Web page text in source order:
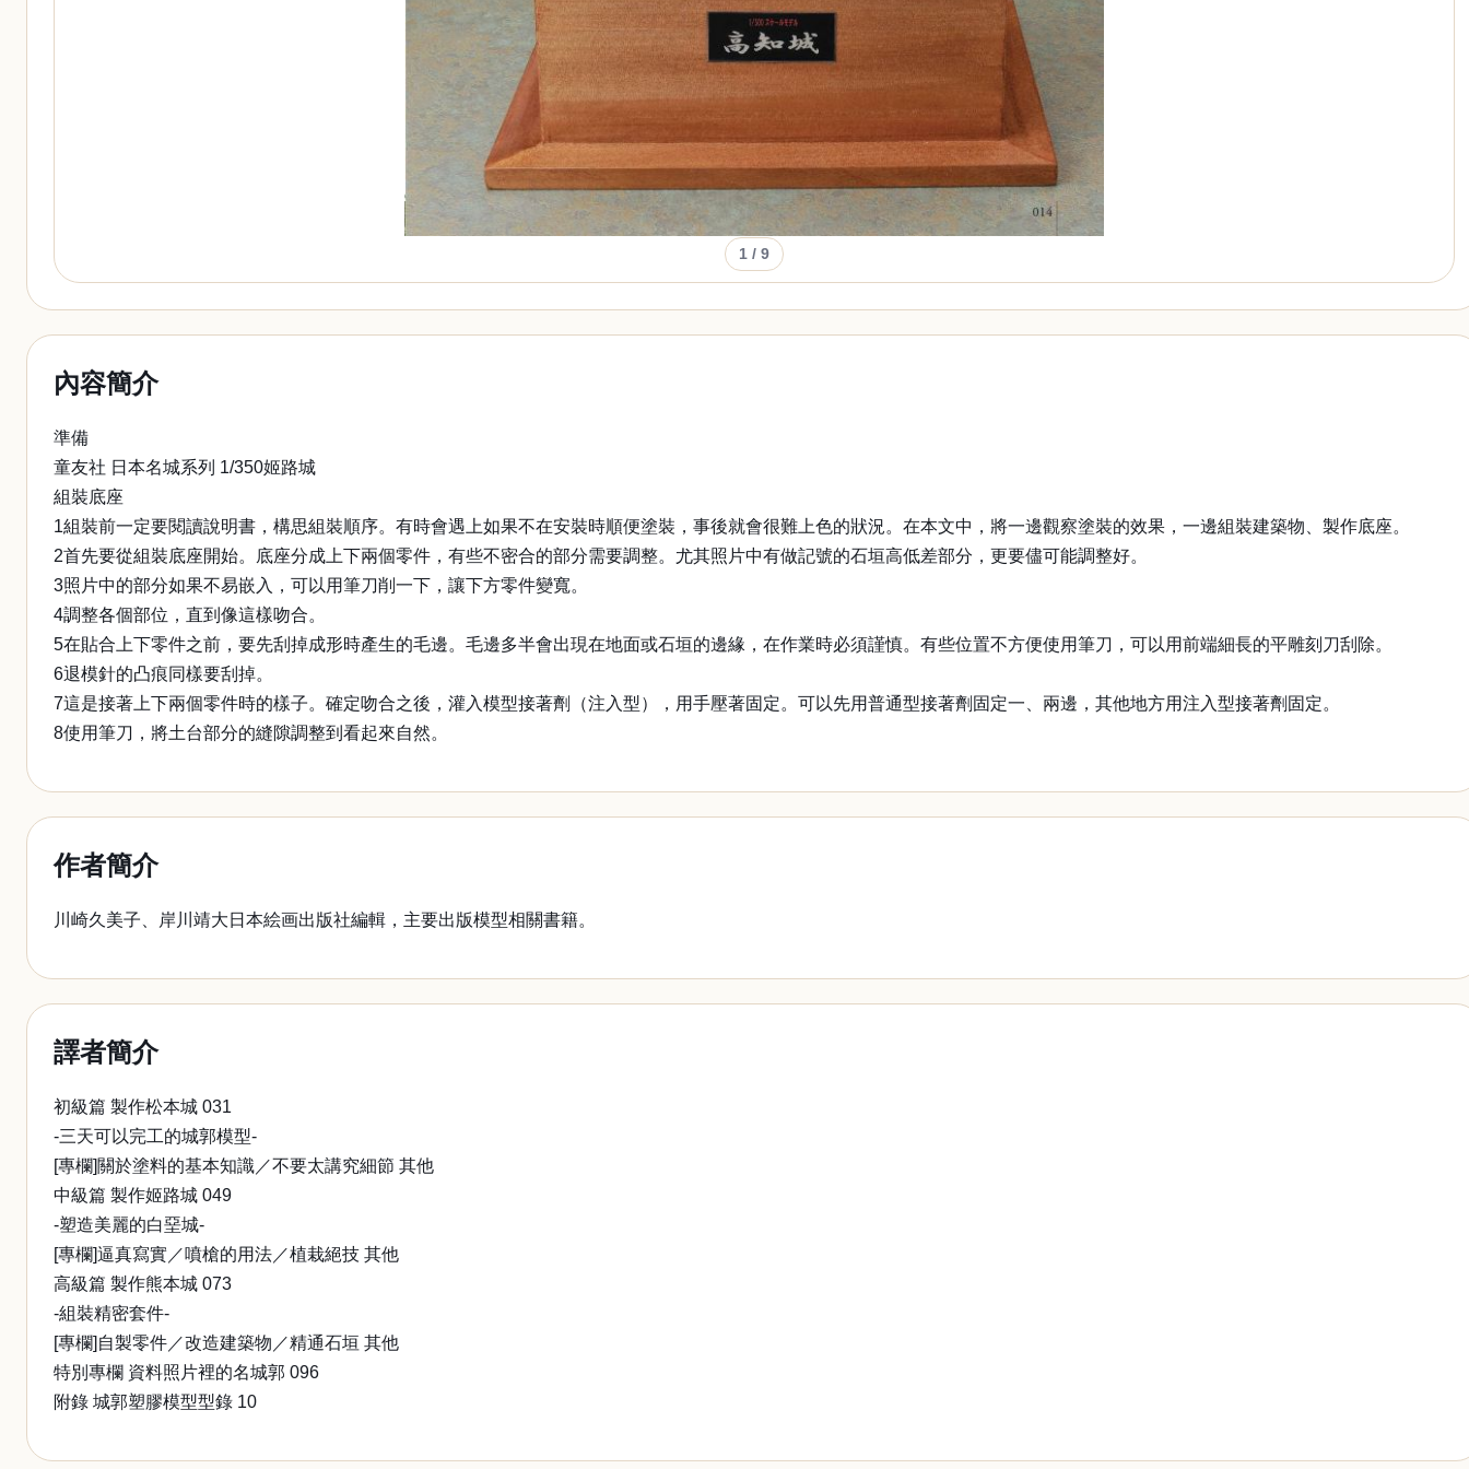
1 / 9
內容簡介
準備
童友社 日本名城系列 1/350姬路城
組裝底座
1組裝前一定要閱讀說明書，構思組裝順序。有時會遇上如果不在安裝時順便塗裝，事後就會很難上色的狀況。在本文中，將一邊觀察塗裝的效果，一邊組裝建築物、製作底座。
2首先要從組裝底座開始。底座分成上下兩個零件，有些不密合的部分需要調整。尤其照片中有做記號的石垣高低差部分，更要儘可能調整好。
3照片中的部分如果不易嵌入，可以用筆刀削一下，讓下方零件變寬。
4調整各個部位，直到像這樣吻合。
5在貼合上下零件之前，要先刮掉成形時產生的毛邊。毛邊多半會出現在地面或石垣的邊緣，在作業時必須謹慎。有些位置不方便使用筆刀，可以用前端細長的平雕刻刀刮除。
6退模針的凸痕同樣要刮掉。
7這是接著上下兩個零件時的樣子。確定吻合之後，灌入模型接著劑（注入型），用手壓著固定。可以先用普通型接著劑固定一、兩邊，其他地方用注入型接著劑固定。
8使用筆刀，將土台部分的縫隙調整到看起來自然。
作者簡介
川崎久美子、岸川靖大日本絵画出版社編輯，主要出版模型相關書籍。
譯者簡介
初級篇 製作松本城 031
-三天可以完工的城郭模型-
[專欄]關於塗料的基本知識／不要太講究細節 其他
中級篇 製作姬路城 049
-塑造美麗的白堊城-
[專欄]逼真寫實／噴槍的用法／植栽絕技 其他
高級篇 製作熊本城 073
-組裝精密套件-
[專欄]自製零件／改造建築物／精通石垣 其他
特別專欄 資料照片裡的名城郭 096
附錄 城郭塑膠模型型錄 10